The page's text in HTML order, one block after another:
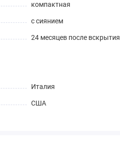
компактная
с сиянием
24 месяцев после вскрытия
Италия
США